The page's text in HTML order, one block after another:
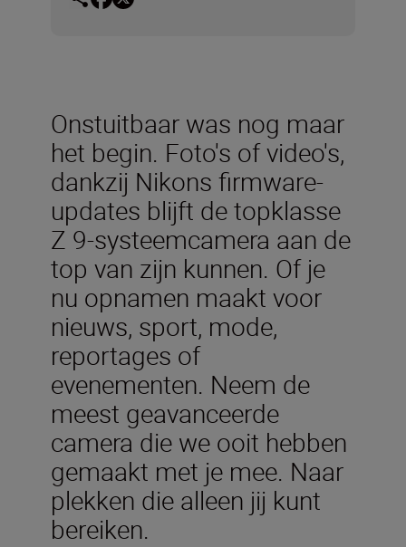
Onstuitbaar was nog maar
het begin. Foto's of video's,
dankzij Nikons firmware-
updates blijft de topklasse
Z 9-systeemcamera aan de
top van zijn kunnen. Of je
nu opnamen maakt voor
nieuws, sport, mode,
reportages of
evenementen. Neem de
meest geavanceerde
camera die we ooit hebben
gemaakt met je mee. Naar
plekken die alleen jij kunt
bereiken.